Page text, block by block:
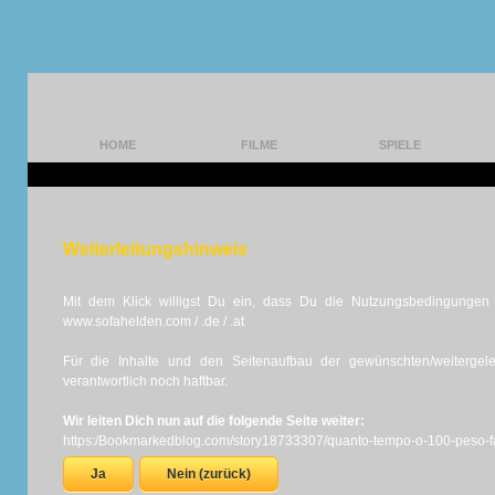
HOME FILME SPIELE
Weiterleitungshinweis
Mit dem Klick willigst Du ein, dass Du die
www.sofahelden.com / .de / .at
Für die Inhalte und den Seitenaufbau der gewünschten/
verantwortlich noch haftbar.
Wir leiten Dich nun auf die folgende Seite weiter:
https:/Bookmarkedblog.com/story18733307/quanto-tempo-o-100-peso-
Ja Nein (zurück)